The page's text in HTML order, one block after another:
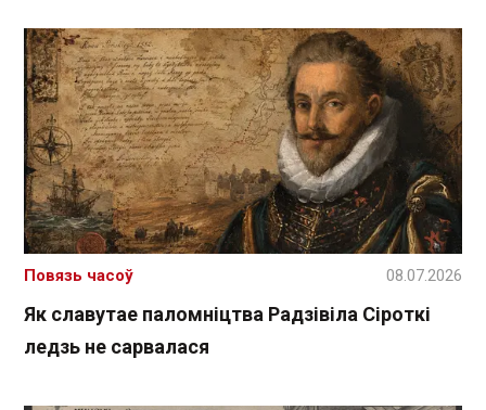
Як славутае паломніцтва Радзівіла Сіроткі
ледзь не сарвалася
Повязь часоў 08.07.2026